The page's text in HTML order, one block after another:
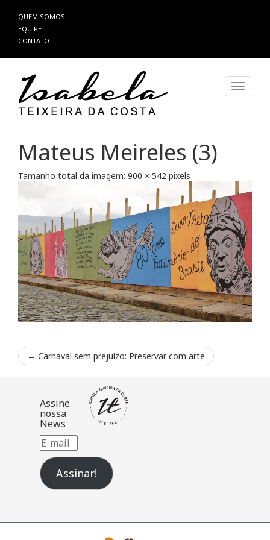
Pular
para
o
QUEM SOMOS
EQUIPE
CONTATO
Mateus Meireles (3)
Tamanho total da imagem: 900 × 542 pixels
← Carnaval sem prejuízo: Preservar com arte
Assine
nossa
News
E-
mail
Assinar!